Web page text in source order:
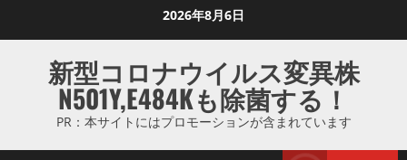
ス
2026年8月6日
新型コロナウイルス変異株
N501Y,E484Kも除菌する！
PR：本サイトにはプロモーションが含まれています